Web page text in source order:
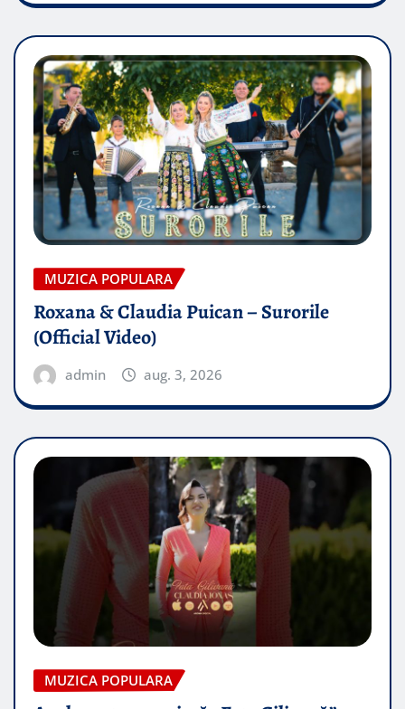
MUZICA POPULARA
Roxana & Claudia Puican – Surorile
(Official Video)
admin aug. 3, 2026
MUZICA POPULARA